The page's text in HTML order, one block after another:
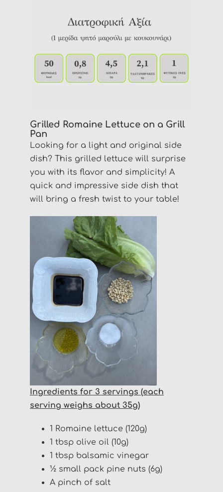
Grilled Romaine Lettuce on a Grill
Pan
Looking for a light and original side
dish? This grilled lettuce will surprise
you with its flavor and simplicity! A
quick and impressive side dish that
will bring a fresh twist to your table!
Ingredients for 3 servings (each
serving weighs about 35g)
1 Romaine lettuce (120g)
1 tbsp olive oil (10g)
1 tbsp balsamic vinegar
½ small pack pine nuts (6g)
A pinch of salt